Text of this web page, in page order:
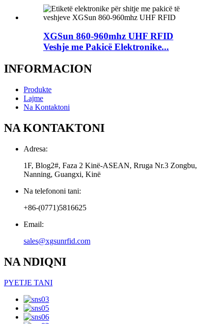
XGSun 860-960mhz UHF RFID
Veshje me Pakicë Elektronike...
INFORMACION
Produkte
Lajme
Na Kontaktoni
NA KONTAKTONI
Adresa:
1F, Blog2#, Faza 2 Kinë-ASEAN, Rruga Nr.3 Zongbu,
Nanning, Guangxi, Kinë
Na telefononi tani:
+86-(0771)5816625
Email:
sales@xgsunrfid.com
NA NDIQNI
PYETJE TANI